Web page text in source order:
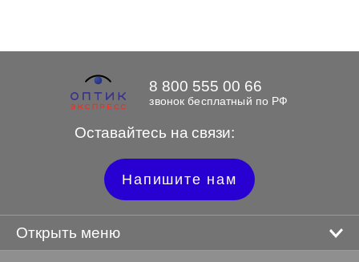
Оставайтесь на связи:
8 800 555 00 66
звонок бесплатный по РФ
Напишите нам
Открыть меню